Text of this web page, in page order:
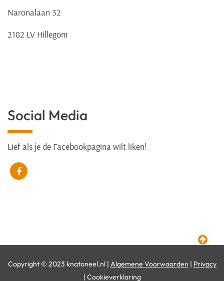
Naronalaan 32
2182 LV Hillegom
Social Media
Lief als je de Facebookpagina wilt liken!
Copyright © 2023 knatoneel.nl | Algemene Voorwaarden | Privacy
| Cookieverklaring